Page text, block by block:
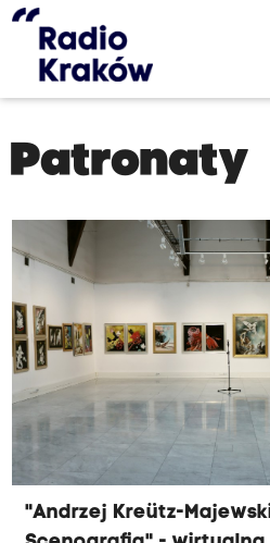
Patronaty
"Andrzej Kreütz-